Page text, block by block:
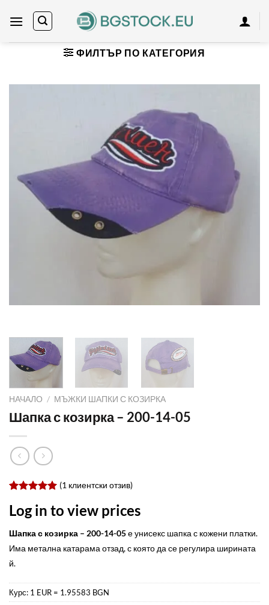
ФИЛТЪР ПО КАТЕГОРИЯ
НАЧАЛО / МЪЖКИ ШАПКИ С КОЗИРКА
Шапка с козирка – 200-14-05
5.00от 5,
базирано
на
потребителски
оценки
(1 клиентски отзив)
Log in to view prices
Шапка с козирка – 200-14-05е унисекс шапка с кожени платки.
Има метална катарама отзад, с която да се регулира ширината
й.
Курс: 1 EUR = 1.95583 BGN